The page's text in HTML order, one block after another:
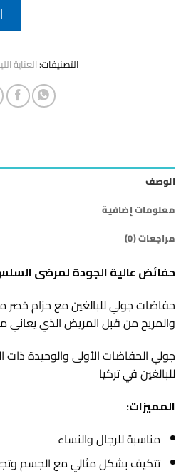
التصنيفات:العناية
الوصف
معلومات إضافية
مراجعات (0)
حفائض عالية الجودة لمرضى السلس
حفاضات جولي للبالغين مع حزام خصر
والمريح من قبل المريض الذي
جولي الحفاضات الأولى والوحيدة ذات
للبالغين في تركيا
المميزات:
مناسبة للرجال والنساء
تتكيف بشكل مثالي مع الجسم